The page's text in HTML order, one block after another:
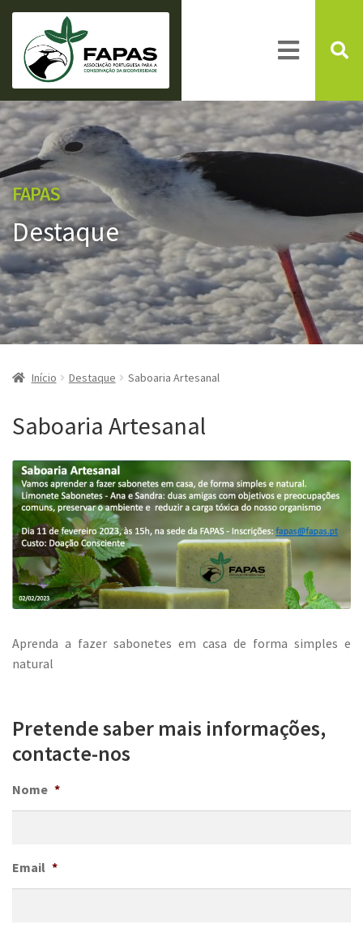
FAPAS
Destaque
Início Destaque Saboaria Artesanal
Saboaria Artesanal
Aprenda a fazer sabonetes em casa de forma simples e
natural
Pretende saber mais informações,
contacte-nos
Nome *
Email *